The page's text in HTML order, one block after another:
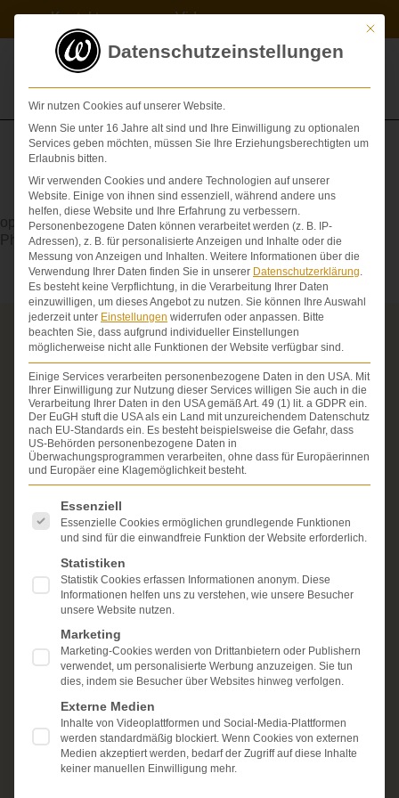
springen
Kontakt Videos
Amputation
operative Abtrennung eines Körperteils. Siehe auch:
Phantomschmerz
Über die Schmerzensgeld-Spezialisten
Seit über 25 Jahren vertreten wir als Fachanwälte
ausschließlich Geschädigte bei schweren
Personenschäden. Wir verfügen über ausgewiesene
Erfahrung im Arzthaftungsrecht, bei Unfallfolgen und
bei der Durchsetzung von Schmerzensgeld- und
Schadensersatzansprüchen.Ihr Recht steht für uns
im Mittelpunkt.
Mehr erfahren:
Unsere Kanzlei
Schmerzensgeld
Kostenlose Erstberatung
Mit
Datenschutzeinstellungen
Wir nutzen Cookies auf unserer Website.
Wenn Sie unter 16 Jahre alt sind und Ihre Einwilligung zu optionalen
Services geben möchten, müssen Sie Ihre Erziehungsberechtigten um
Erlaubnis bitten.
Wir verwenden Cookies und andere Technologien auf unserer
Website. Einige von ihnen sind essenziell, während andere uns
helfen, diese Website und Ihre Erfahrung zu verbessern.
Personenbezogene Daten können verarbeitet werden (z. B. IP-
Adressen), z. B. für personalisierte Anzeigen und Inhalte oder die
Messung von Anzeigen und Inhalten. Weitere Informationen über die
Verwendung Ihrer Daten finden Sie in unserer Datenschutzerklärung.
Es besteht keine Verpflichtung, in die Verarbeitung Ihrer Daten
einzuwilligen, um dieses Angebot zu nutzen. Sie können Ihre Auswahl
jederzeit unter Einstellungen widerrufen oder anpassen. Bitte
beachten Sie, dass aufgrund individueller Einstellungen
möglicherweise nicht alle Funktionen der Website verfügbar sind.
Einige Services verarbeiten personenbezogene Daten in den USA. Mit
Ihrer Einwilligung zur Nutzung dieser Services willigen Sie auch in die
Verarbeitung Ihrer Daten in den USA gemäß Art. 49 (1) lit. a GDPR ein.
Der EuGH stuft die USA als ein Land mit unzureichendem Datenschutz
nach EU-Standards ein. Es besteht beispielsweise die Gefahr, dass
US-Behörden personenbezogene Daten in
Überwachungsprogrammen verarbeiten, ohne dass für Europäerinnen
und Europäer eine Klagemöglichkeit besteht.
Es folgt eine Liste der Service-Gruppen, für die eine
Essenziell
Essenzielle Cookies ermöglichen grundlegende Funktionen
und sind für die einwandfreie Funktion der Website erforderlich.
Statistiken
Statistik Cookies erfassen Informationen anonym. Diese
Informationen helfen uns zu verstehen, wie unsere Besucher
unsere Website nutzen.
Marketing
Marketing-Cookies werden von Drittanbietern oder Publishern
verwendet, um personalisierte Werbung anzuzeigen. Sie tun
dies, indem sie Besucher über Websites hinweg verfolgen.
Externe Medien
Inhalte von Videoplattformen und Social-Media-Plattformen
werden standardmäßig blockiert. Wenn Cookies von externen
Medien akzeptiert werden, bedarf der Zugriff auf diese Inhalte
keiner manuellen Einwilligung mehr.